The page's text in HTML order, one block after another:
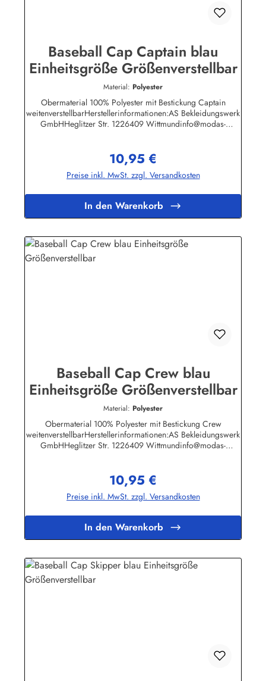
Baseball Cap Captain blau
Einheitsgröße Größenverstellbar
Material: Polyester
Obermaterial 100% Polyester mit Bestickung Captain
weitenverstellbarHerstellerinformationen:AS Bekleidungswerk
GmbHHeglitzer Str. 1226409 Wittmundinfo@modas-
Regulärer Preis:
10,95 €
Preise inkl. MwSt. zzgl. Versandkosten
In den Warenkorb
Baseball Cap Crew blau
Einheitsgröße Größenverstellbar
Material: Polyester
Obermaterial 100% Polyester mit Bestickung Crew
weitenverstellbarHerstellerinformationen:AS Bekleidungswerk
GmbHHeglitzer Str. 1226409 Wittmundinfo@modas-
Regulärer Preis:
10,95 €
Preise inkl. MwSt. zzgl. Versandkosten
In den Warenkorb